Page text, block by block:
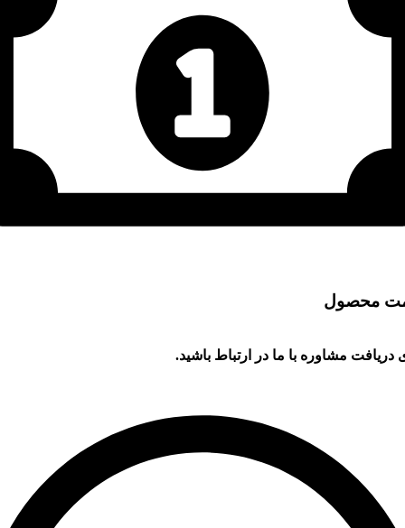
محصول
دریافت مشاوره با ما در ارتباط باشید.